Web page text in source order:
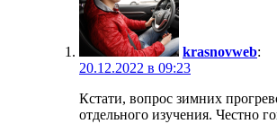
krasnovweb:
20.12.2022 в 09:23
Кстати, вопрос зимних
отдельного изучения. Честно